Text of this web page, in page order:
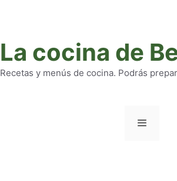
La cocina de
Recetas y menús de cocina. Podrás